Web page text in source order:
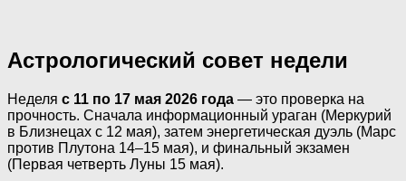
Астрологический совет недели
Неделя с 11 по 17 мая 2026 года — это проверка на
прочность. Сначала информационный ураган (Меркурий
в Близнецах с 12 мая), затем энергетическая дуэль (Марс
против Плутона 14–15 мая), и финальный экзамен
(Первая четверть Луны 15 мая).